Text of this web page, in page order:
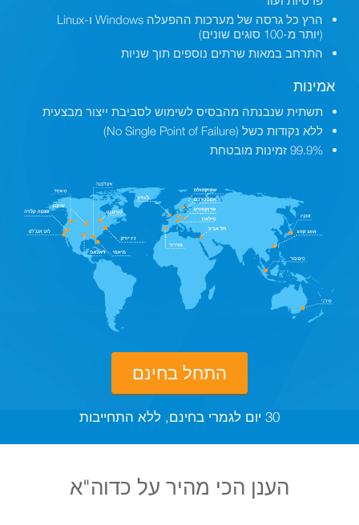
הרץ כל גרסה של מערכות ההפעלה Windows ו-Linux
(יותר מ-100 סוגים שונים)
התרחב במאות שרתים נוספים תוך שניות
אמינות
תשתית שנבנתה מהבסיס לשימוש לסביבת ייצור מבצעית
ללא נקודות כשל (No Single Point of Failure)
99.9% זמינות מובטחת
התחל בחינם
30 יום לגמרי בחינם, ללא התחייבות
הענן הכי מהיר על כדוה"א